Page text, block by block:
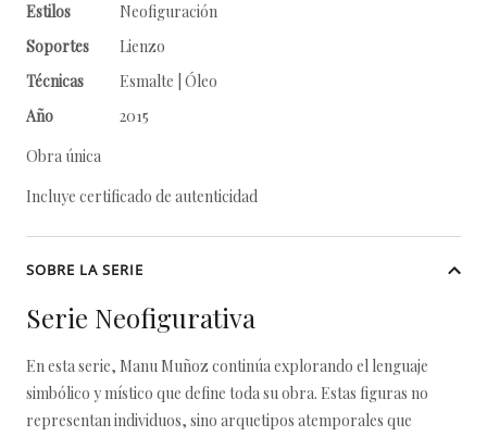
Estilos
Neofiguración
Soportes
Lienzo
Técnicas
Esmalte | Óleo
Año
2015
Obra única
Incluye certificado de autenticidad
SOBRE LA SERIE
Serie Neofigurativa
En esta serie, Manu Muñoz continúa explorando el lenguaje
simbólico y místico que define toda su obra. Estas figuras no
representan individuos, sino arquetipos atemporales que